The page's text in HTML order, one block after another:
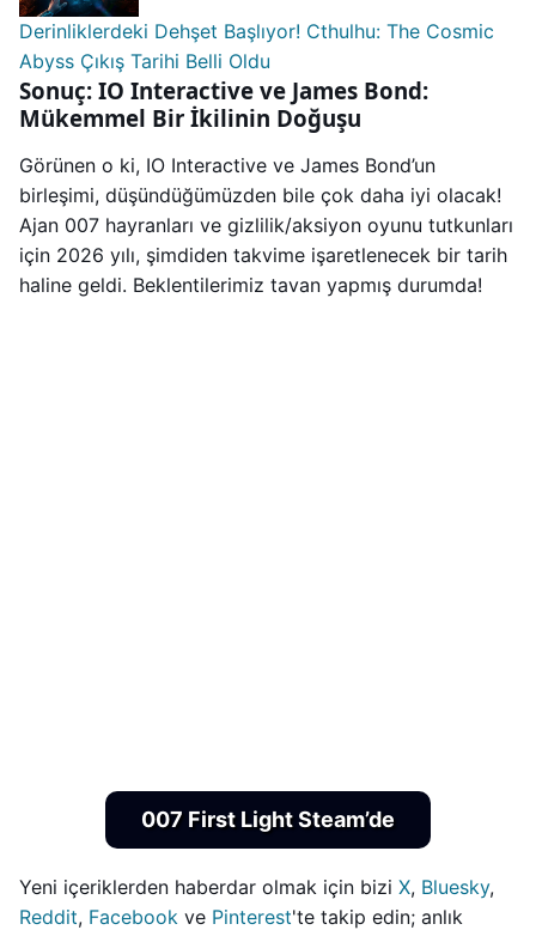
Derinliklerdeki Dehşet Başlıyor! Cthulhu: The Cosmic
Abyss Çıkış Tarihi Belli Oldu
Sonuç: IO Interactive ve James Bond:
Mükemmel Bir İkilinin Doğuşu
Görünen o ki, IO Interactive ve James Bond’un
birleşimi, düşündüğümüzden bile çok daha iyi olacak!
Ajan 007 hayranları ve gizlilik/aksiyon oyunu tutkunları
için 2026 yılı, şimdiden takvime işaretlenecek bir tarih
haline geldi. Beklentilerimiz tavan yapmış durumda!
007 First Light Steam’de
Yeni içeriklerden haberdar olmak için bizi X, Bluesky,
Reddit, Facebook ve Pinterest'te takip edin; anlık